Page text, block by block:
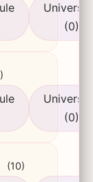
(0)
(0)
(10)